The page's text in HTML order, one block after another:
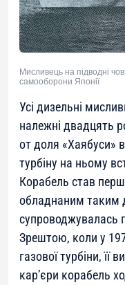
Мисливець на підводні
самооборони Японії
Усі дизельні
належні двадцять
от доля «Хаябуси»
турбіну на ньому
Корабель став
обладнаним таким
супроводжувалась
Зрештою, коли у
газової турбіни, її
кар’єри корабель